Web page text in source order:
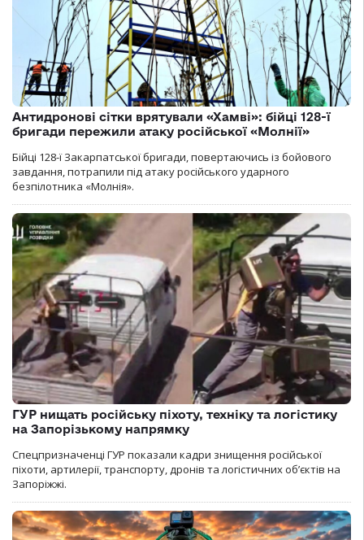
Антидронові сітки врятували «Хамві»: бійці 128-ї
бригади пережили атаку російської «Молнії»
Бійці 128-ї Закарпатської бригади, повертаючись із бойового
завдання, потрапили під атаку російського ударного
безпілотника «Молнія».
ГУР нищать російську піхоту, техніку та логістику
на Запорізькому напрямку
Спецпризначенці ГУР показали кадри знищення російської
піхоти, артилерії, транспорту, дронів та логістичних об’єктів на
Запоріжжі.